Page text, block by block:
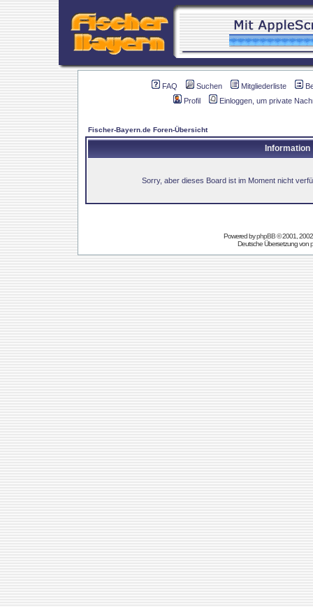
FAQ Suchen Mitgliederliste
Profil
Einloggen, um private
Fischer-Bayern.de Foren-Übersicht
Information
Sorry, aber dieses Board ist im Moment nicht
Powered byphpBB© 2001,
Deutsche Übersetzung von